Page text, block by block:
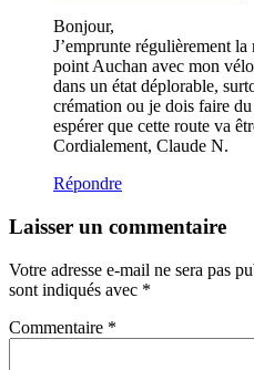
Bonjour,
J’emprunte régulièrement
point Auchan avec mon
dans un état déplorable,
crémation ou je dois faire
espérer que cette route va
Cordialement, Claude N.
Répondre
Laisser un commentaire
Votre adresse e-mail ne sera pas
sont indiqués avec *
Commentaire *